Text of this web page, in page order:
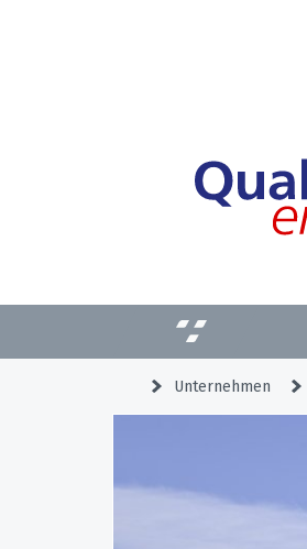
Unternehmen